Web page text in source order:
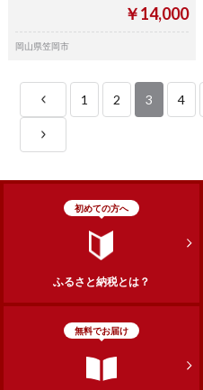
￥14,000
岡山県笠岡市
1 2 3 4
初めての方へ
ふるさと納税とは？
無料でお届け